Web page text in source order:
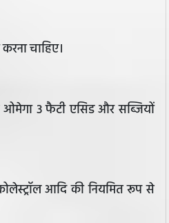
चाहिए।
ओमेगा 3 फैटी एसिड और सब्जियों
आदि की नियमित रूप से